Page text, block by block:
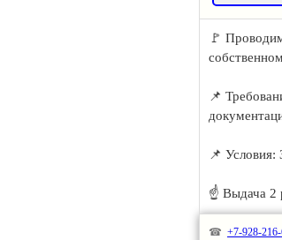
☎ По всем
🚩
📌
📌 Условия:
☝️ Выдача 2
📍 г.Шахты,
☎ +7-928-